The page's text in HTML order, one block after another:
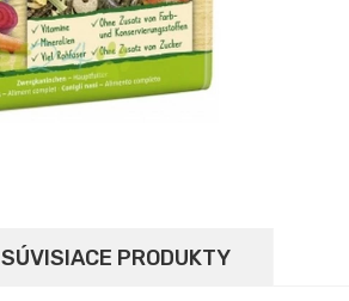
SÚVISIACE PRODUKTY